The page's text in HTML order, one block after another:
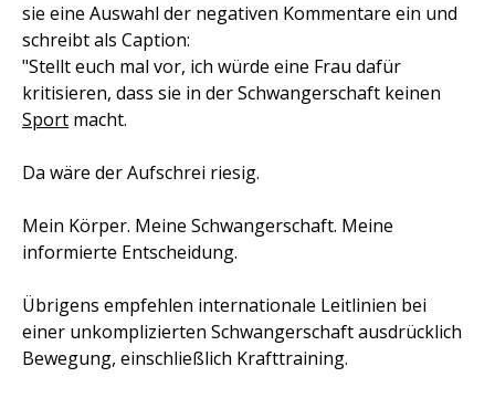
sie eine Auswahl der negativen Kommentare ein und
schreibt als Caption:
"Stellt euch mal vor, ich würde eine Frau dafür
kritisieren, dass sie in der Schwangerschaft keinen
Sport macht.
Da wäre der Aufschrei riesig.
Mein Körper. Meine Schwangerschaft. Meine
informierte Entscheidung.
Übrigens empfehlen internationale Leitlinien bei
einer unkomplizierten Schwangerschaft ausdrücklich
Bewegung, einschließlich Krafttraining.